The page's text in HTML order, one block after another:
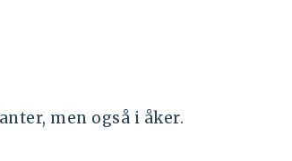
men også i åker.